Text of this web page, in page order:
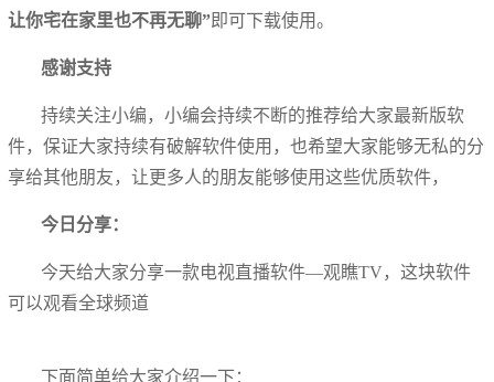
让你宅在家里也不再无聊”即可下载使用。
感谢支持
持续关注小编，小编会持续不断的推荐给大家最新版软
件，保证大家持续有破解软件使用，也希望大家能够无私的分
享给其他朋友，让更多人的朋友能够使用这些优质软件，
今日分享：
今天给大家分享一款电视直播软件—观瞧TV，这块软件
可以观看全球频道
下面简单给大家介绍一下：